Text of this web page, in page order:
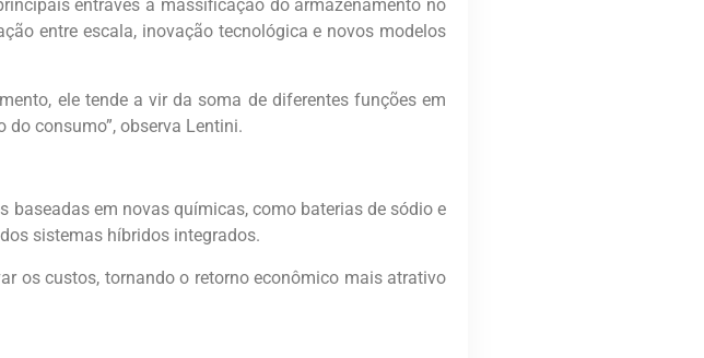
entraves à massificação do armazenamento no
entre escala, inovação tecnológica e novos modelos
ele tende a vir da soma de diferentes funções em
consumo”, observa Lentini.
baseadas em novas químicas, como baterias de sódio e
sistemas híbridos integrados.
os custos, tornando o retorno econômico mais atrativo